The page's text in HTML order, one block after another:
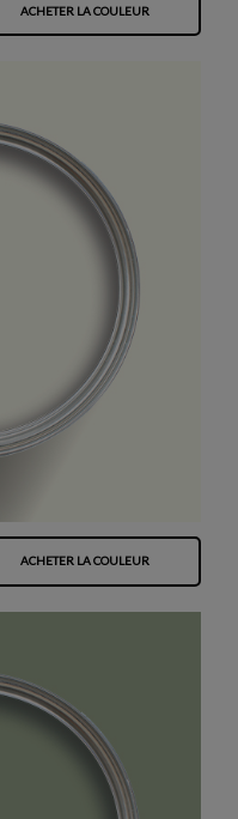
ACHETER LA COULEUR
ACHETER LA COULEUR